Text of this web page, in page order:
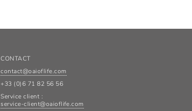
CONTACT
contact@oaioflife.com
+33 (0)6 71 82 56 56
Service client :
service-client@oaioflife.com